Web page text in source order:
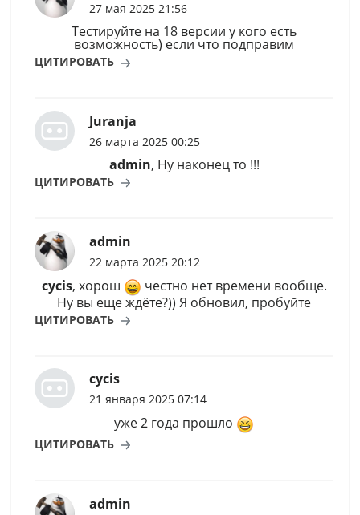
27 мая 2025 21:56
Тестируйте на 18 версии у кого есть
возможность) если что подправим
ЦИТИРОВАТЬ
Juranja
26 марта 2025 00:25
admin, Ну наконец то !!!
ЦИТИРОВАТЬ
admin
22 марта 2025 20:12
cycis, хорош
честно нет времени вообще.
Ну вы еще ждёте?)) Я обновил, пробуйте
ЦИТИРОВАТЬ
cycis
21 января 2025 07:14
уже 2 года прошло
ЦИТИРОВАТЬ
admin